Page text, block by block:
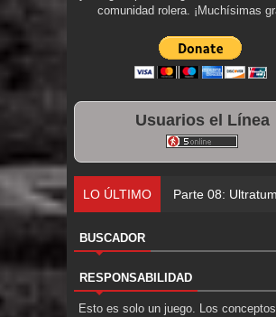
comunidad rolera. ¡Muchísimas
Usuarios el Línea
LO ÚLTIMO Parte 07: As
BUSCADOR
RESPONSABILIDAD
Esto es solo un juego. Los